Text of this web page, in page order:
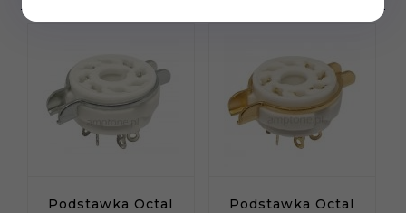
Podstawka Octal
Podstawka Octal